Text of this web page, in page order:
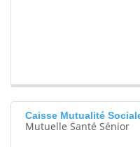
Caisse Mutualité
Mutuelle Santé Sénior